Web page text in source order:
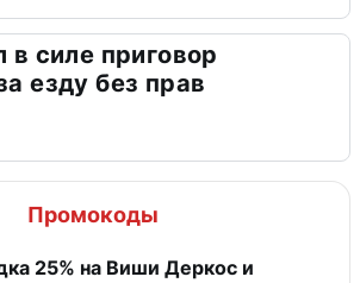
в силе приговор
езду без прав
Промокоды
25% на Виши Деркос и